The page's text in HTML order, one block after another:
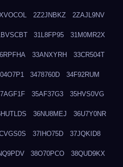
2Z2JNBKZ 2ZAJL9NV
31L8FP95 31M0MR2X
33ANXYRH 33CR504T
3478760D 34F92RUM
35AF37G3 35HVS0VG
36NU8MEJ 36U7Y0NR
37IHO75D 37JQKID8
38O70PCO 38QUD9KX